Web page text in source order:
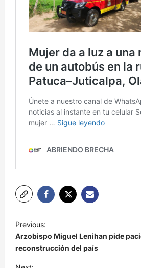
N
a
v
Previous:
Arzobispo Miguel Lenihan pide
reconstrucción del país